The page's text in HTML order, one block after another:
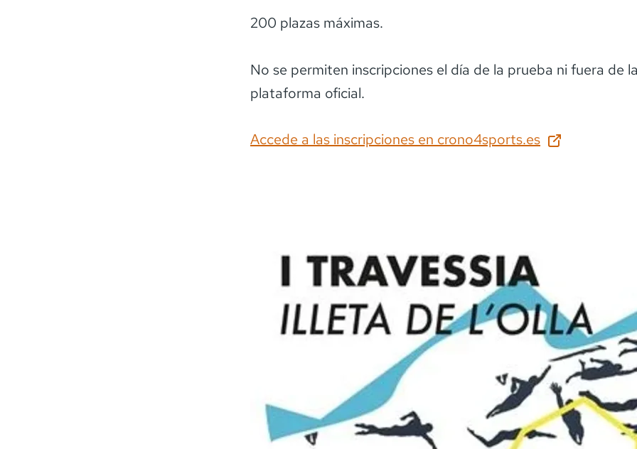
200 plazas máximas.
No se permiten inscripciones el día de la prueba ni fuera de
plataforma oficial.
Accede a las inscripciones en crono4sports.es